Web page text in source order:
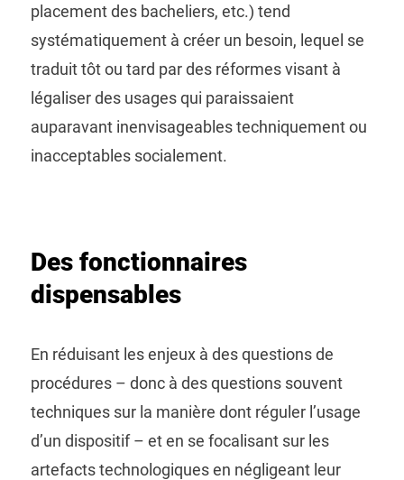
placement des bacheliers, etc.) tend
systématiquement à créer un besoin, lequel se
traduit tôt ou tard par des réformes visant à
légaliser des usages qui paraissaient
auparavant inenvisageables techniquement ou
inacceptables socialement.
Des fonctionnaires
dispensables
En réduisant les enjeux à des questions de
procédures – donc à des questions souvent
techniques sur la manière dont réguler l’usage
d’un dispositif – et en se focalisant sur les
artefacts technologiques en négligeant leur